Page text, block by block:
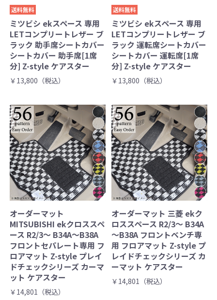
送料無料
ミツビシ ekスペース 専用
LETコンプリートレザー ブ
ラック 助手席シートカバー
シートカバー 助手席[1席
分] Z-style ケアスター
￥13,800（税込）
送料無料
ミツビシ ekスペース 専用
LETコンプリートレザー ブ
ラック 運転席シートカバー
シートカバー 運転席[1席
分] Z-style ケアスター
￥13,800（税込）
オーダーマット
MITSUBISHI ekクロススペ
ース R2/3～ B34A～B38A
フロントセパレート専用 フ
ロアマット Z-style プレイ
ドチェックシリーズ カーマ
ット ケアスター
￥14,801（税込）
オーダーマット 三菱 ekク
ロススペース R2/3～ B34A
～B38A フロントベンチ専
用 フロアマット Z-style プ
レイドチェックシリーズ カ
ーマット ケアスター
￥14,801（税込）